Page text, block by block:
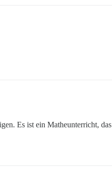
Es ist ein Matheunterricht, das